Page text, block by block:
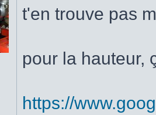
t'en trouve pas
pour la hauteur,
https://